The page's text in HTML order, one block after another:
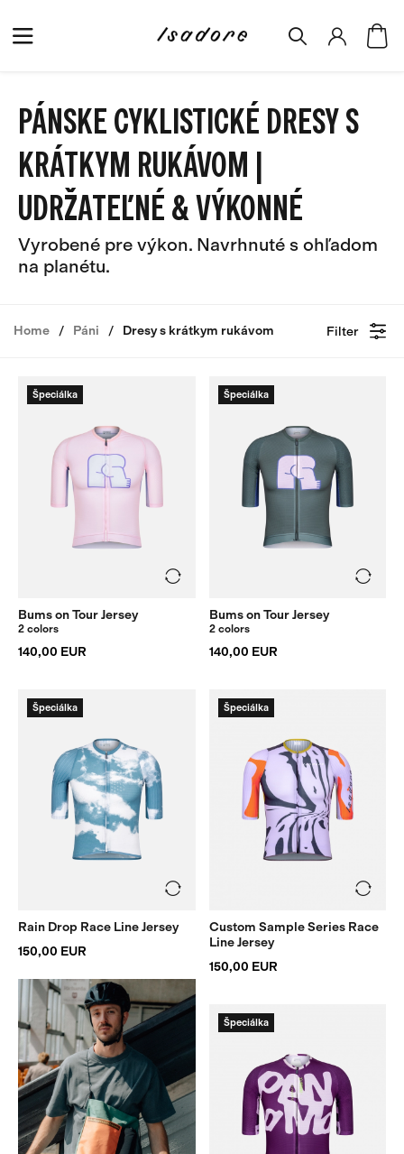
PÁNSKE CYKLISTICKÉ DRESY S
KRÁTKYM RUKÁVOM |
UDRŽATEĽNÉ & VÝKONNÉ
Vyrobené pre výkon. Navrhnuté s ohľadom
na planétu.
Home Páni Dresy s krátkym rukávom Filter
Špeciálka
Bums on Tour Jersey
2 colors
140,00 EUR
Špeciálka
Bums on Tour Jersey
2 colors
140,00 EUR
Špeciálka
Rain Drop Race Line Jersey
150,00 EUR
Špeciálka
Custom Sample Series Race
Line Jersey
150,00 EUR
Špeciálka